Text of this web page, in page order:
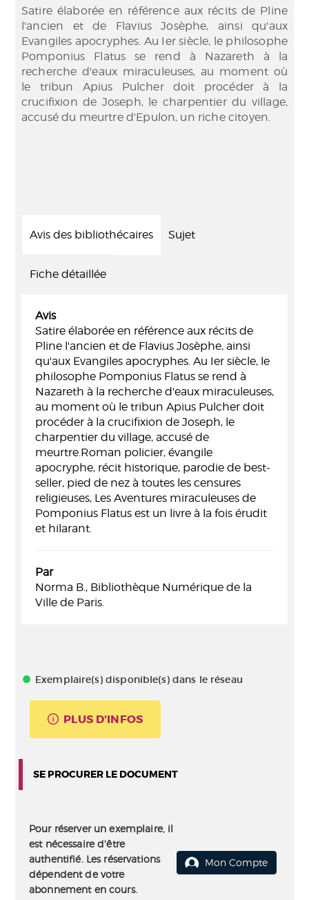
Satire élaborée en référence aux récits de Pline
l'ancien et de Flavius Josèphe, ainsi qu'aux
Evangiles apocryphes. Au Ier siècle, le philosophe
Pomponius Flatus se rend à Nazareth à la
recherche d'eaux miraculeuses, au moment où
le tribun Apius Pulcher doit procéder à la
crucifixion de Joseph, le charpentier du village,
accusé du meurtre d'Epulon, un riche citoyen.
Avis des bibliothécaires Sujet
Fiche détaillée
Avis
Satire élaborée en référence aux récits de
Pline l'ancien et de Flavius Josèphe, ainsi
qu'aux Evangiles apocryphes. Au Ier siècle, le
philosophe Pomponius Flatus se rend à
Nazareth à la recherche d'eaux miraculeuses,
au moment où le tribun Apius Pulcher doit
procéder à la crucifixion de Joseph, le
charpentier du village, accusé de
meurtre.Roman policier, évangile
apocryphe, récit historique, parodie de best-
seller, pied de nez à toutes les censures
religieuses, Les Aventures miraculeuses de
Pomponius Flatus est un livre à la fois érudit
et hilarant.
Par
Norma B., Bibliothèque Numérique de la
Ville de Paris.
Exemplaire(s) disponible(s) dans le réseau
PLUS D'INFOS
SE PROCURER LE DOCUMENT
Pour réserver un exemplaire, il
est nécessaire d'être
authentifié. Les réservations
dépendent de votre
abonnement en cours.
Mon Compte